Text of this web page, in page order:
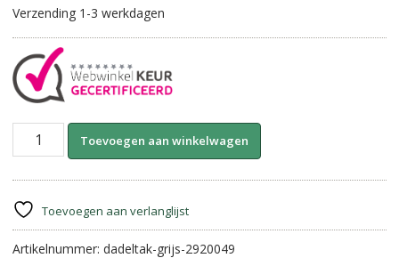
Verzending 1-3 werkdagen
Dadeltak
Kunst
(±35
cm)
aantal
Toevoegen aan winkelwagen
n
Toevoegen aan verlanglijst
Artikelnummer: dadeltak-grijs-2920049